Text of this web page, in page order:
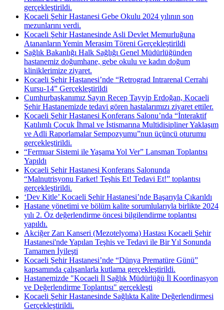
gerçekleştirildi.
Kocaeli Şehir Hastanesi Gebe Okulu 2024 yılının son
mezunlarını verdi.
Kocaeli Şehir Hastanesinde Asli Devlet Memurluğuna
Atananların Yemin Merasim Töreni Gerçekleştirildi
Sağlık Bakanlığı Halk Sağlığı Genel Müdürlüğünden
hastanemiz doğumhane, gebe okulu ve kadın doğum
kliniklerimize ziyaret.
Kocaeli Şehir Hastanesi’nde “Retrograd Intrarenal Cerrahi
Kursu-14” Gerçekleştirildi
Cumhurbaşkanımız Sayın Recep Tayyip Erdoğan, Kocaeli
Şehir Hastanemizde tedavi gören hastalarımızı ziyaret ettiler.
Kocaeli Şehir Hastanesi Konferans Salonu’nda “İnteraktif
Katılımlı Çocuk İhmal ve İstismarına Multidisipliner Yaklaşım
ve Adli Raporlamalar Sempozyumu”nun üçüncü oturumu
gerçekleştirildi.
“Fermuar Sistemi ile Yaşama Yol Ver” Lansman Toplantısı
Yapıldı
Kocaeli Şehir Hastanesi Konferans Salonunda
“Malnutrisyonu Farket! Teşhis Et! Tedavi Et!” toplantısı
gerçekleştirildi.
‘Dev Kitle’ Kocaeli Şehir Hastanesi’nde Başarıyla Çıkarıldı
Hastane yönetimi ve bölüm kalite sorumlularıyla birlikte 2024
yılı 2. Öz değerlendirme öncesi bilgilendirme toplantısı
yapıldı.
Akciğer Zarı Kanseri (Mezotelyoma) Hastası Kocaeli Şehir
Hastanesi'nde Yapılan Teşhis ve Tedavi ile Bir Yıl Sonunda
Tamamen İyileşti
Kocaeli Şehir Hastanesi’nde “Dünya Prematüre Günü”
kapsamında çalışanlarla kutlama gerçekleştirildi.
Hastanemizde "Kocaeli İl Sağlık Müdürlüğü İl Koordinasyon
ve Değerlendirme Toplantısı" gerçekleşti
Kocaeli Şehir Hastanesinde Sağlıkta Kalite Değerlendirmesi
Gerçekleştirildi.